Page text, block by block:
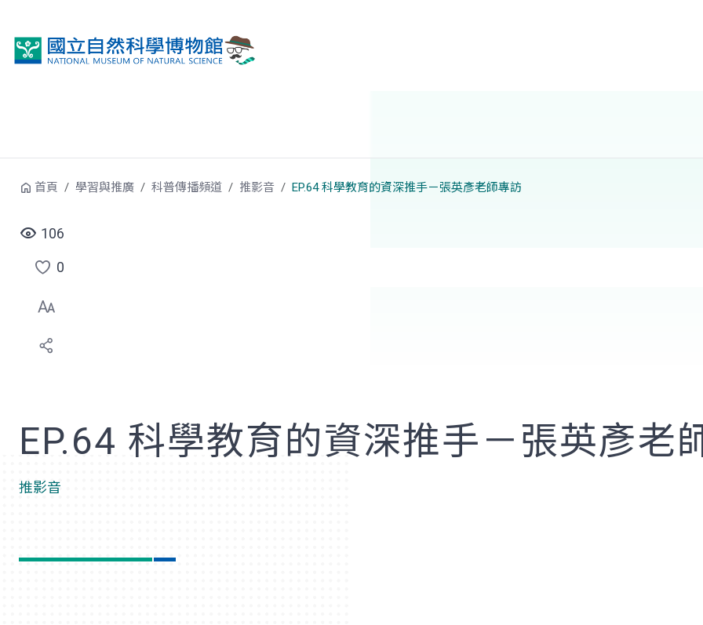
首頁 學習與推廣 科普傳播頻道 推影音 EP.64 科學教育的資深推手－張英彥老師專訪
106
點
選
喜
0
EP.64 科學教育的資深推手－張英彥老
推影音